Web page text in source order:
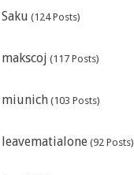
Saku (124 Posts)
makscoj (117 Posts)
miunich (103 Posts)
leavematialone (92 Posts)